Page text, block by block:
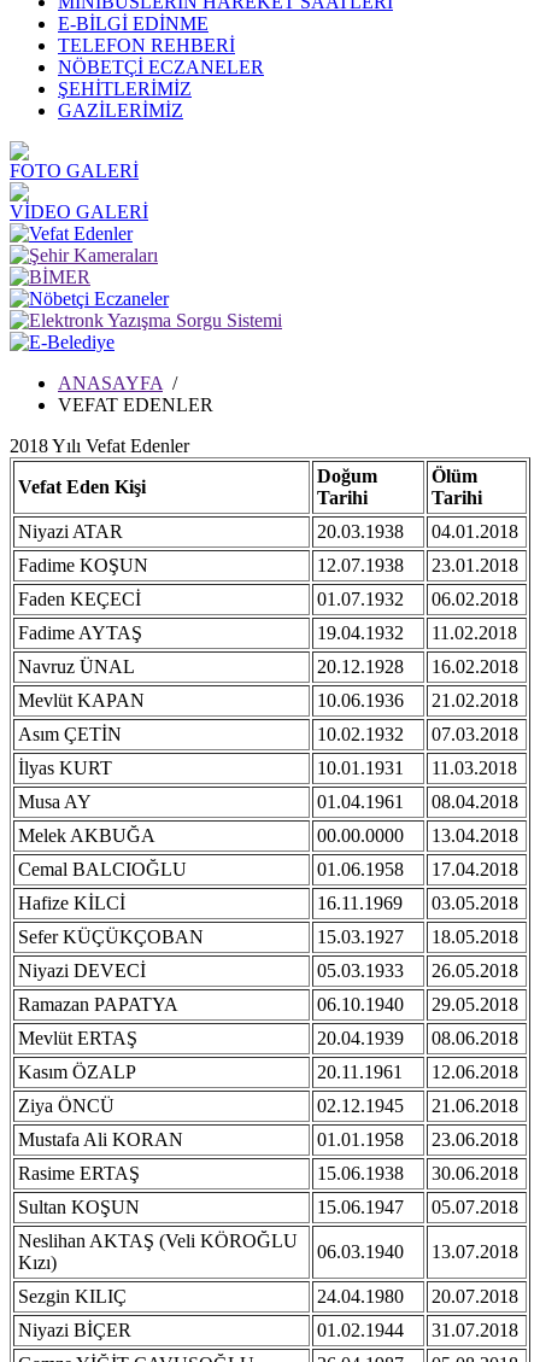
E-BİLGİ EDİNME
TELEFON REHBERİ
NÖBETÇİ ECZANELER
ŞEHİTLERİMİZ
GAZİLERİMİZ
FOTO GALERİ
VİDEO GALERİ
ANASAYFA /
VEFAT EDENLER
2018 Yılı Vefat Edenler
Vefat Eden Kişi
Doğum
Tarihi
Ölüm
Tarihi
Niyazi ATAR
20.03.1938
04.01.2018
Fadime KOŞUN
12.07.1938
23.01.2018
Faden KEÇECİ
01.07.1932
06.02.2018
Fadime AYTAŞ
19.04.1932
11.02.2018
Navruz ÜNAL
20.12.1928
16.02.2018
Mevlüt KAPAN
10.06.1936
21.02.2018
Asım ÇETİN
10.02.1932
07.03.2018
İlyas KURT
10.01.1931
11.03.2018
Musa AY
01.04.1961
08.04.2018
Melek AKBUĞA
00.00.0000
13.04.2018
Cemal BALCIOĞLU
01.06.1958
17.04.2018
Hafize KİLCİ
16.11.1969
03.05.2018
Sefer KÜÇÜKÇOBAN
15.03.1927
18.05.2018
Niyazi DEVECİ
05.03.1933
26.05.2018
Ramazan PAPATYA
06.10.1940
29.05.2018
Mevlüt ERTAŞ
20.04.1939
08.06.2018
Kasım ÖZALP
20.11.1961
12.06.2018
Ziya ÖNCÜ
02.12.1945
21.06.2018
Mustafa Ali KORAN
01.01.1958
23.06.2018
Rasime ERTAŞ
15.06.1938
30.06.2018
Sultan KOŞUN
15.06.1947
05.07.2018
Neslihan AKTAŞ (Veli KÖROĞLU
Kızı)
06.03.1940 13.07.2018
Sezgin KILIÇ 24.04.1980
20.07.2018
Niyazi BİÇER
01.02.1944
31.07.2018